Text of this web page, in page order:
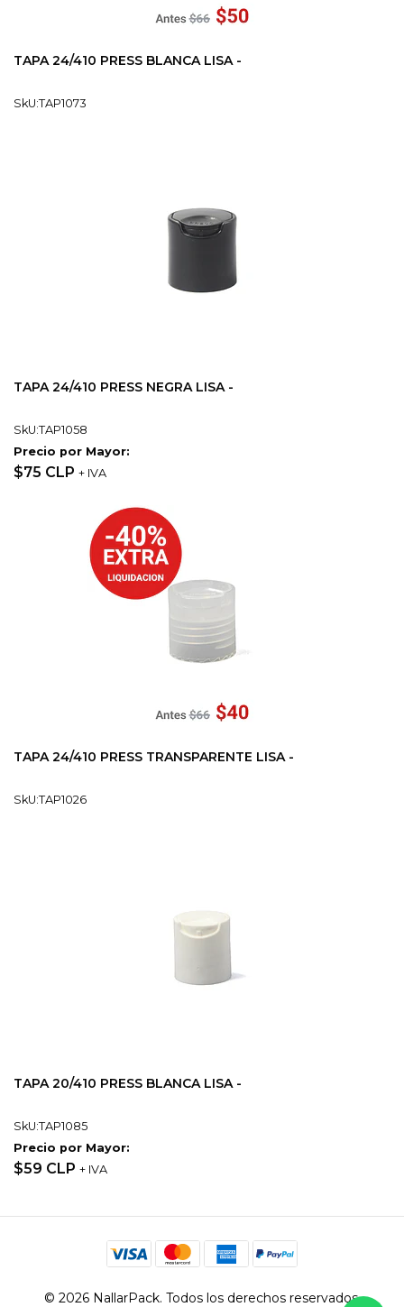
TAPA 24/410 PRESS BLANCA LISA -
SkU:TAP1073
TAPA 24/410 PRESS NEGRA LISA -
SkU:TAP1058
Precio por Mayor:
$75 CLP + IVA
TAPA 24/410 PRESS TRANSPARENTE LISA -
SkU:TAP1026
TAPA 20/410 PRESS BLANCA LISA -
SkU:TAP1085
Precio por Mayor:
$59 CLP + IVA
© 2026 NallarPack. Todos los derechos reservados.